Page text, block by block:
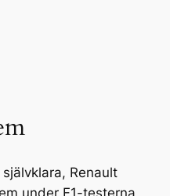
Renault